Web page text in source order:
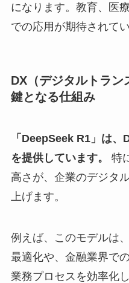
になります。教育、医
での応用が期待されてい
DX（デジタルトラン
鍵となる仕組み
「DeepSeek R1」は
を提供しています。
特
高さが、企業のデジタ
上げます。
例えば、このモデルは
最適化や、金融業界で
業務プロセスを効率化し